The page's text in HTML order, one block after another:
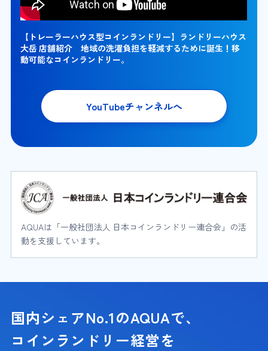
【トレーラーハウス型コインランドリー】ランドリーハウス
大岳 店舗紹介 地域の洗濯負担を軽減するために誕生！移
動可能なコインランドリー。
YouTubeチャンネルへ
AQUAは「一般社団法人 日本コインランドリー連合会」の活
動を支援しています。
国内シェアNo.1のAQUAで、
コインランドリー経営を